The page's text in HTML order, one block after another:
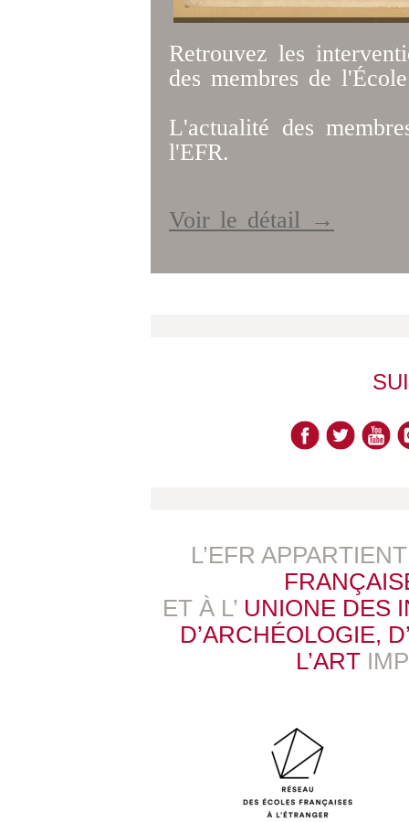
Retrouvez les
des membres de
L'actualité des
l'EFR.
Voir le détail →
L’EFR
ET À L’ UNIONE DES
D’ARCHÉOLOGIE,
L’ART